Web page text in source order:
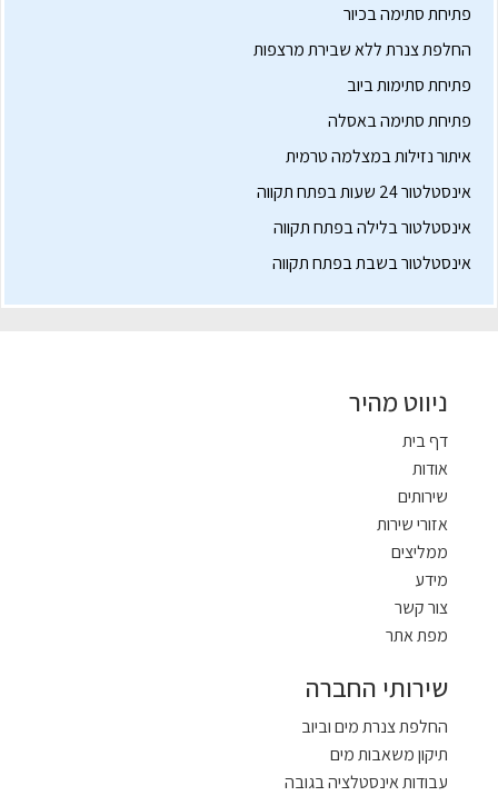
פתיחת סתימה בכיור
החלפת צנרת ללא שבירת מרצפות
פתיחת סתימות ביוב
פתיחת סתימה באסלה
איתור נזילות במצלמה טרמית
אינסטלטור 24 שעות בפתח תקווה
אינסטלטור בלילה בפתח תקווה
אינסטלטור בשבת בפתח תקווה
ניווט מהיר
דף בית
אודות
שירותים
אזורי שירות
ממליצים
מידע
צור קשר
מפת אתר
שירותי החברה
החלפת צנרת מים וביוב
תיקון משאבות מים
עבודות אינסטלציה בגובה